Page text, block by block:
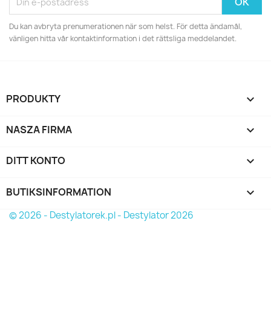
Du kan avbryta prenumerationen när som helst. För detta ändamål,
vänligen hitta vår kontaktinformation i det rättsliga meddelandet.
PRODUKTY 
NASZA FIRMA 
DITT KONTO 
BUTIKSINFORMATION keyboard_arrow_down
© 2026 - Destylatorek.pl - Destylator 2026